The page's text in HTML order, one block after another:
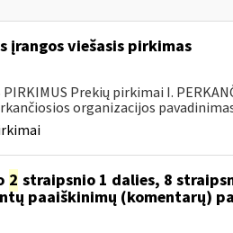
įrangos viešasis pirkimas
Prekių pirkimai I.
organizacijos
2 straipsnio 1 dalies, 8
paaiškinimų (komentarų)